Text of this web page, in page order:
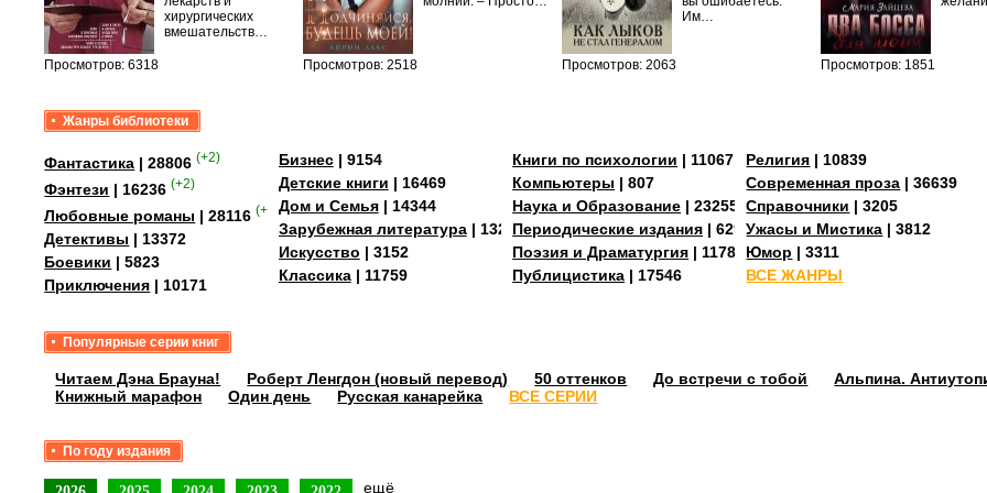
Просмотров: 6318
хирургических
вмешательств…
Просмотров: 2518 Просмотров: 2063
Им…
Просмотров: 1851
Жанры библиотеки
Фантастика | 28806 (+2)
Фэнтези | 16236 (+2)
Любовные романы | 28116 (+4)
Детективы | 13372
Боевики | 5823
Приключения | 10171
Бизнес| 9154
Детские книги | 16469
Дом и Семья| 14344
Зарубежная литература| 13273
Искусство | 3152
Классика| 11759
Книги по психологии | 11067
Компьютеры | 807
Наука и Образование | 23255
Периодические издания | 629
Поэзия и Драматургия | 11784
Публицистика | 17546
Религия | 10839
Современная проза | 36639
Справочники | 3205
Ужасы и Мистика | 3812
Юмор | 3311
ВСЕ ЖАНРЫ
Популярные серии книг
Читаем Дэна Брауна! Роберт Ленгдон (новый перевод) 50 оттенков До встречи с тобой
Альпина.
Книжный марафон
Один день Русская канарейка ВСЕ СЕРИИ
По году издания
ещё